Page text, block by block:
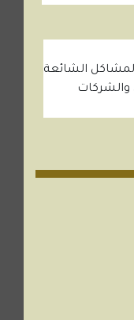
الشائعة
والشركات